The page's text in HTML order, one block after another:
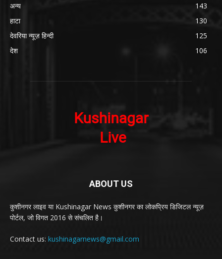
अन्य
143
हाटा
130
देवरिया न्यूज़ हिन्दी
125
देश
106
ABOUT US
कुशीनगर लाइव या Kushinagar News कुशीनगर का लोकप्रिय डिजिटल न्यूज़
पोर्टल, जो विगत 2016 से संचलित है।
Contact us: kushinagarnews@gmail.com